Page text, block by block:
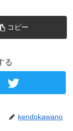
コピー
る
kendokawano